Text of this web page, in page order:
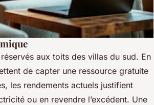
aux toits des villas du sud. En
de capter une ressource gratuite
les rendements actuels justifient
ou en revendre l’excédent. Une